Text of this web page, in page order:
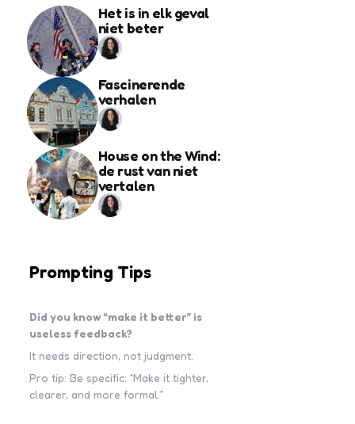
Het is in elk geval
niet beter
Fascinerende
verhalen
House on the Wind:
de rust van niet
vertalen
Prompting Tips
Did you know “make it better” is
useless feedback?
It needs direction, not judgment.
Pro tip: Be specific: “Make it tighter,
clearer, and more formal.”